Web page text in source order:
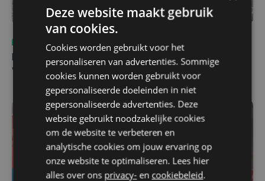
do 6 augustus | 10:49
Margot Vanpachtenbeke beklimt zeven keer de Mont
Ventoux
Deze website maakt gebruik
van cookies.
Cookies worden gebruikt voor het
personaliseren van advertenties. Sommige
cookies kunnen worden gebruikt voor
gepersonaliseerde doeleinden in niet
gepersonaliseerde advertenties. Deze
website gebruikt noodzakelijke cookies
om de website te verbeteren en
analytische cookies om jouw ervaring op
onze website te optimaliseren. Lees hier
alles over ons privacy- en cookiebeleid.